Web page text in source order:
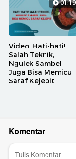
01:19
Video: Hati-hati!
Salah Teknik,
Ngulek Sambel
Juga Bisa Memicu
Saraf Kejepit